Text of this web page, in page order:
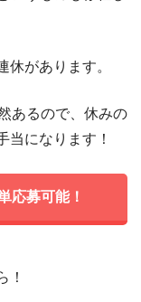
があります。
あるので、休みの
当になります！
応募可能！
！